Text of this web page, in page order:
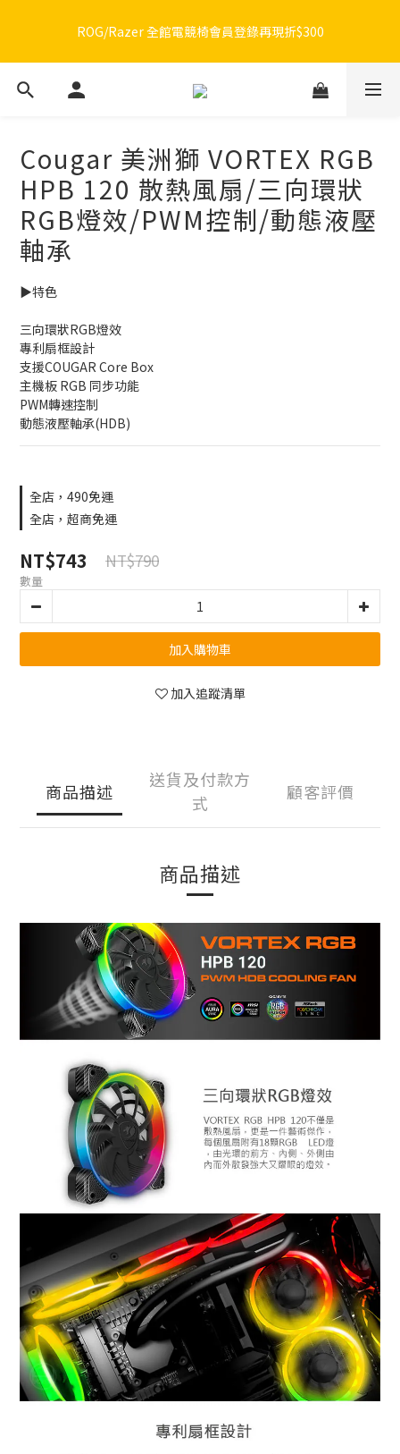
300
ROG/Razer 全館電競椅會員登錄再現折$300
🔥品牌限定滿額折🔥ROG周邊滿1500折100 / 2500折200 / 3000折
Cougar 美洲獅 VORTEX RGB
HPB 120 散熱風扇/三向環狀
RGB燈效/PWM控制/動態液壓
軸承
▶️特色
三向環狀RGB燈效
專利扇框設計
支援COUGAR Core Box
主機板 RGB 同步功能
PWM轉速控制
動態液壓軸承(HDB)
全店，490免運
全店，超商免運
NT$743 NT$790
數量
加入購物車
加入追蹤清單
商品描述
送貨及付款方
式
顧客評價
商品描述